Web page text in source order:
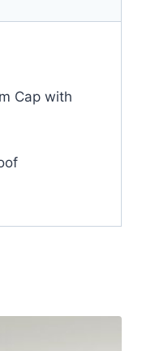
Cap with